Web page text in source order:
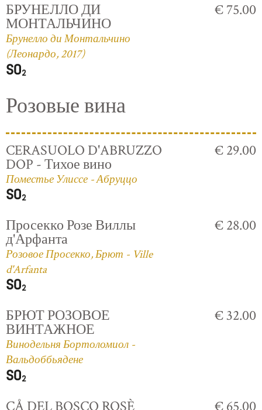
БРУНЕЛЛО ДИ
МОНТАЛЬЧИНО
Брунелло ди Монтальчино
(Леонардо, 2017)
€ 75.00
Розовые вина
CERASUOLO D'ABRUZZO
DOP - Тихое вино
Поместье Улиссе - Абруццо
€ 29.00
Просекко Розе Виллы
д'Арфанта
Розовое Просекко, Брют - Ville
d'Arfanta
€ 28.00
БРЮТ РОЗОВОЕ
ВИНТАЖНОЕ
Винодельня Бортоломиол -
Вальдоббьядене
€ 32.00
CÅ DEL BOSCO ROSÈ € 65.00